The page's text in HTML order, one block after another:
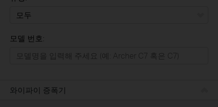
기업용
모델 번호:
와이파이 증폭기